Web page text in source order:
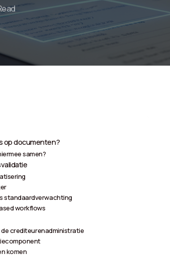
op documenten?
samen?
standaardverwachting
workflows
crediteurenadministratie
komen